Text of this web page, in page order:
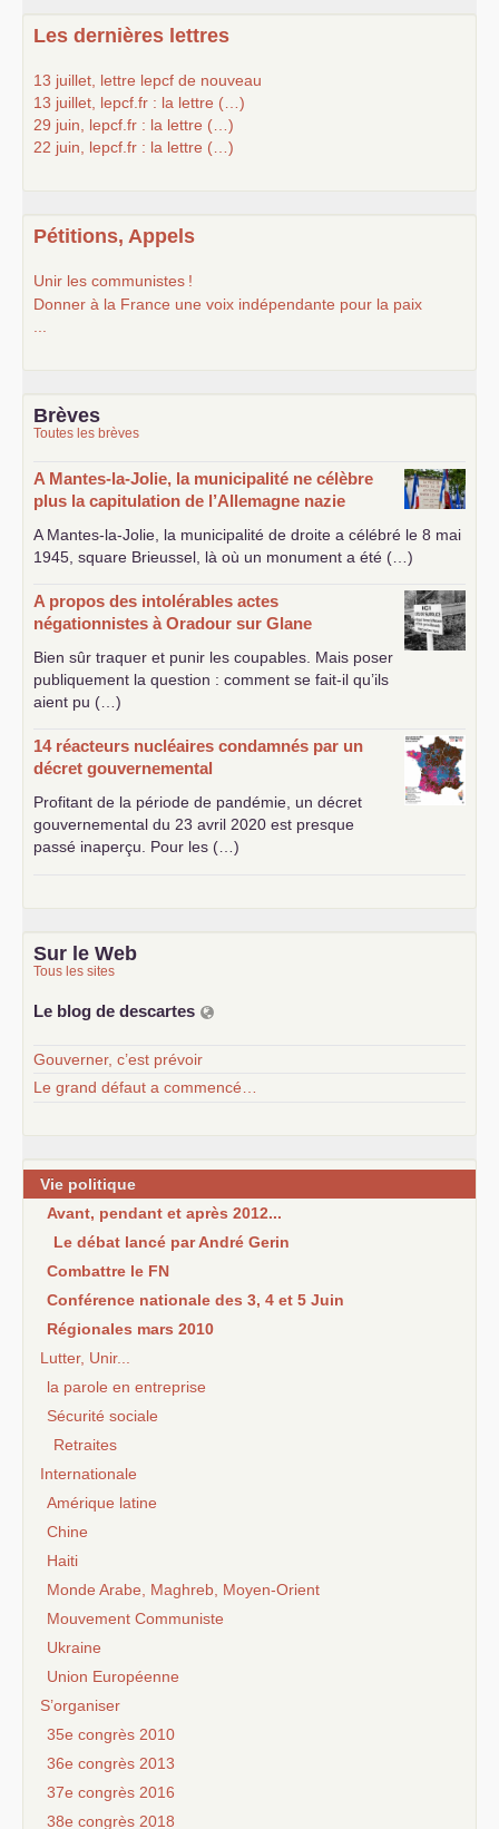
Les dernières lettres
13 juillet, lettre lepcf de nouveau
13 juillet, lepcf.fr : la lettre (…)
29 juin, lepcf.fr : la lettre (…)
22 juin, lepcf.fr : la lettre (…)
Pétitions, Appels
Unir les communistes !
Donner à la France une voix indépendante pour la paix
Brèves
Toutes les brèves
A Mantes-la-Jolie, la municipalité ne célèbre
plus la capitulation de l’Allemagne nazie
A Mantes-la-Jolie, la municipalité de droite a célébré le 8 mai
1945, square Brieussel, là où un monument a été (…)
A propos des intolérables actes
négationnistes à Oradour sur Glane
Bien sûr traquer et punir les coupables. Mais poser
publiquement la question : comment se fait-il qu’ils
aient pu (…)
14 réacteurs nucléaires condamnés par un
décret gouvernemental
Profitant de la période de pandémie, un décret
gouvernemental du 23 avril 2020 est presque
passé inaperçu. Pour les (…)
Sur le Web
Tous les sites
Le blog de descartes
Gouverner, c’est prévoir
Le grand défaut a commencé…
Vie politique
Avant, pendant et après 2012...
Le débat lancé par André Gerin
Combattre le FN
Conférence nationale des 3, 4 et 5 Juin
Régionales mars 2010
Lutter, Unir...
la parole en entreprise
Sécurité sociale
Retraites
Internationale
Amérique latine
Chine
Haiti
Monde Arabe, Maghreb, Moyen-Orient
Mouvement Communiste
Ukraine
Union Européenne
S’organiser
35e congrès 2010
36e congrès 2013
37e congrès 2016
38e congrès 2018